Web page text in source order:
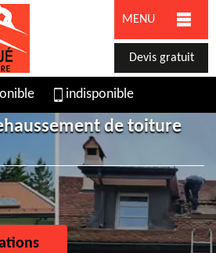
MENU
Devis gratuit
indisponible
de toiture